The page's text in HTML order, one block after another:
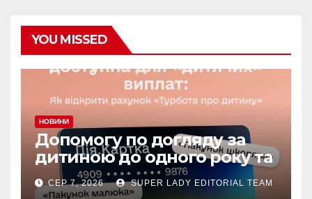
YOU MISSED
НОВИНИ
Допомогу по догляду за
дитиною до одного року та
«єЯсла» можна отримувати
на спеціальний рахунок
СЕР 7, 2026 SUPER LADY EDITORIAL TEAM